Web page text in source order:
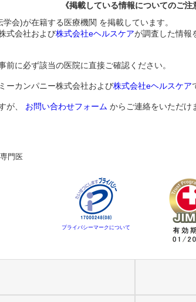
《掲載している情報についてのご注
会)が在籍する医療機関 を掲載しています。
式会社および株式会社eヘルスケアが調査した情報
に必ず該当の医院に直接ご確認ください。
ーカンパニー株式会社および株式会社eヘルスケア
が、 お問い合わせフォーム からご連絡をいただけ
門医
プライバシーマークについて